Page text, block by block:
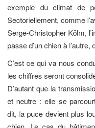
exemple du climat de
Sectoriellement, comme
Serge-Christopher Kölm,
passe d’un chien à l’autre,
C’est ce qui va nous
les chiffres seront
D’autant que la
et neutre : elle se
dit, la puce devient plus